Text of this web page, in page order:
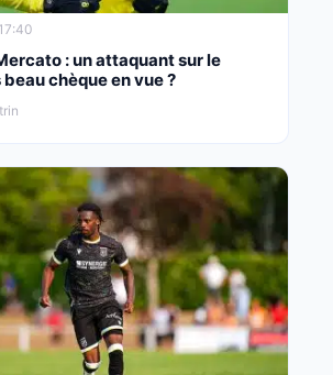
: un attaquant sur le
chèque en vue ?